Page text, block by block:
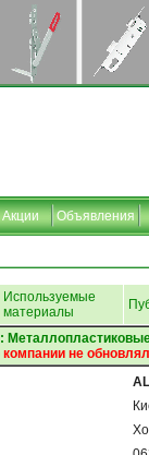
Акции Объявления
Используемые
материалы
не